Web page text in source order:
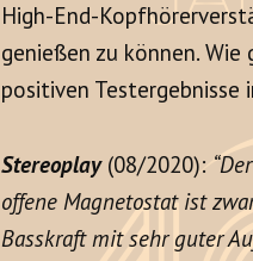
High-End-
genießen zu können.
positiven Testergebnisse
Stereoplay(08/2020):
offene Magnetostat ist
Basskraft mit sehr guter